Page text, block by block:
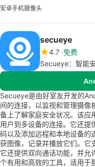
安卓手机摄像头
secueye
4.7 免费
Secueye：智能
Secueye是由好室友开发的
间的连接，以监视和管理摄
备上了解家庭安全状况。该应
用户到多设备的连接。它还提
码以及添加远程和本地设备
获图像，记录并播放它们。它
它还提供双向通话功能，并
个有用和高效的工具，适用于